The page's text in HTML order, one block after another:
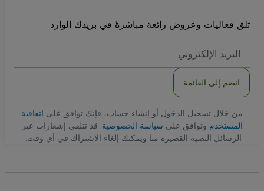
تلق فعاليات وعروض رائعة مباشرةً في بريدك الوارد
الاكتروني
انضم إلى القائمة
من خلال تسجيل الدخول أو إنشاء حساب، فإنك توافق على اتفاقية
المستخدم وتوافق على سياسة الخصوصية. قد تتلقى إشعارات عبر
الرسائل النصية القصيرة منا ويمكنك إلغاء الاشتراك في أي وقت.